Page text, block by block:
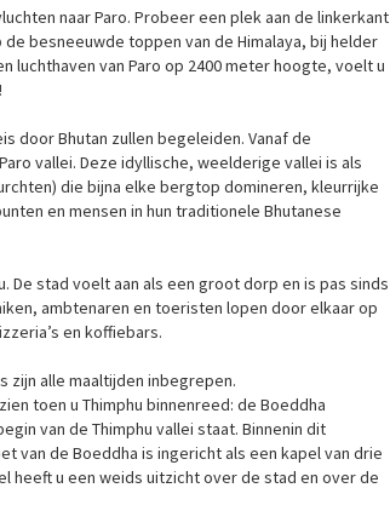
naar Paro. Probeer een plek aan de linkerkant
besneeuwde toppen van de Himalaya, bij helder
luchthaven van Paro op 2400 meter hoogte, voelt u
door Bhutan zullen begeleiden. Vanaf de
vallei. Deze idyllische, weelderige vallei is als
die bijna elke bergtop domineren, kleurrijke
en mensen in hun traditionele Bhutanese
De stad voelt aan als een groot dorp en is pas sinds
ambtenaren en toeristen lopen door elkaar op
en koffiebars.
zijn alle maaltijden inbegrepen.
toen u Thimphu binnenreed: de Boeddha
van de Thimphu vallei staat. Binnenin dit
van de Boeddha is ingericht als een kapel van drie
heeft u een weids uitzicht over de stad en over de